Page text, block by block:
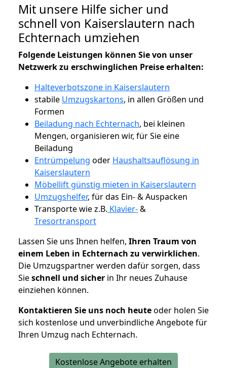
Mit unsere Hilfe sicher und
schnell von Kaiserslautern nach
Echternach umziehen
Folgende Leistungen können Sie von unser
Netzwerk zu erschwinglichen Preise erhalten:
Halteverbotszone in Kaiserslautern
stabile Umzugskartons, in allen Größen und
Formen
Beiladung nach Echternach, bei kleinen
Mengen, organisieren wir, für Sie eine
Beiladung
Entrümpelung oder Haushaltsauflösung in
Kaiserslautern
Möbellift günstig mieten in Kaiserslautern
Umzugshelfer, für das Ein- & Auspacken
Transporte wie z.B. Klavier-&
Tresortransport
Lassen Sie uns Ihnen helfen, Ihren Traum von
einem Leben in Echternach zu verwirklichen.
Die Umzugspartner werden dafür sorgen, dass
Sieschnell und sicher in Ihr neues Zuhause
einziehen können.
Kontaktieren Sie uns noch heuteoder holen Sie
sich kostenlose und unverbindliche Angebote für
Ihren Umzug nach Echternach.
Kostenlose Angebote erhalten